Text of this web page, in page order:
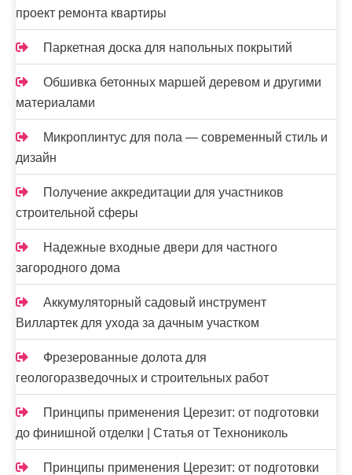
проект ремонта квартиры
Паркетная доска для напольных покрытий
Обшивка бетонных маршей деревом и другими
материалами
Микроплинтус для пола — современный стиль и
дизайн
Получение аккредитации для участников
строительной сферы
Надежные входные двери для частного
загородного дома
Аккумуляторный садовый инструмент
Виллартек для ухода за дачным участком
Фрезерованные долота для
геологоразведочных и строительных работ
Принципы применения Церезит: от подготовки
до финишной отделки | Статья от Технониколь
Принципы применения Церезит: от подготовки